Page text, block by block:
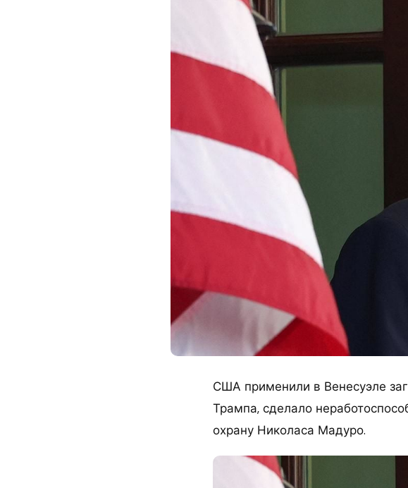
США применили в Венесуэле
Трампа, сделало
охрану Николаса Мадуро.